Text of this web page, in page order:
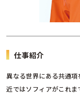
仕事紹介
異なる世界にある共通
近ではソフィアがこれ